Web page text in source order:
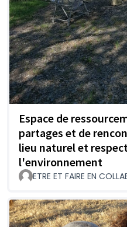
Espace de
partages et de
lieu naturel et
l'environnement
ETRE ET FAIRE EN